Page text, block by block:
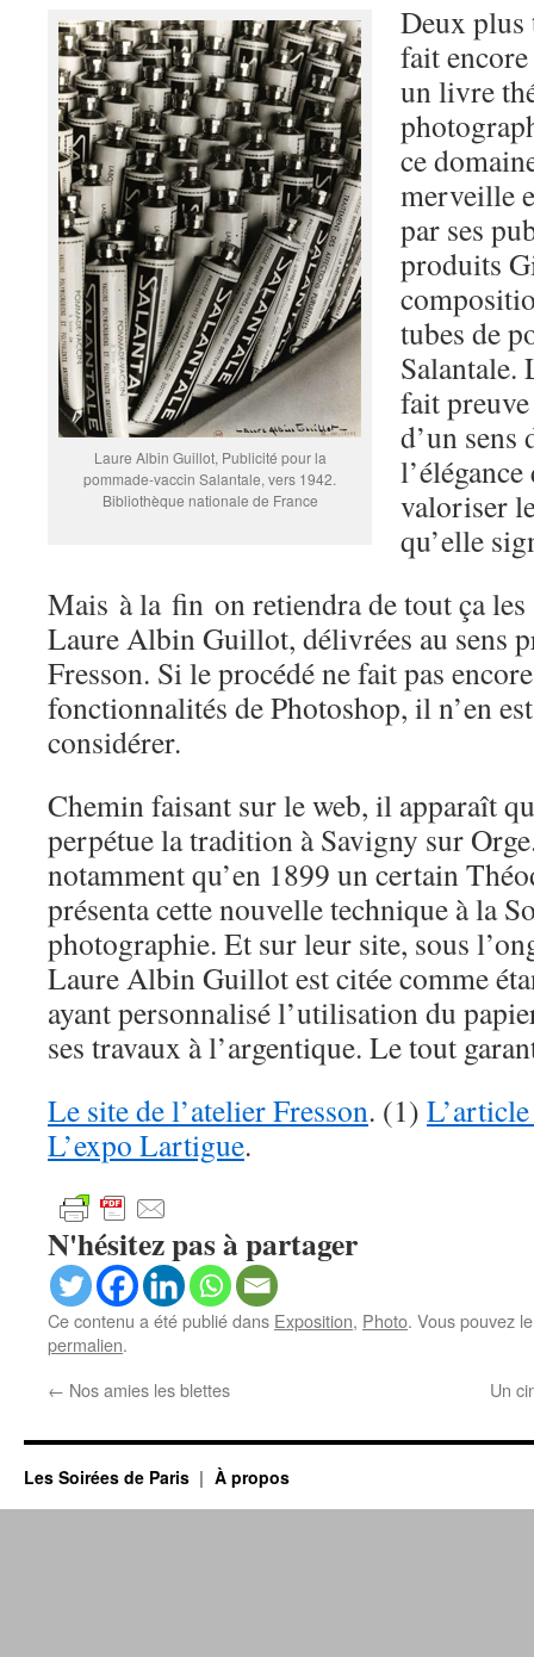
Laure Albin Guillot, Publicité pour la
pommade-vaccin Salantale, vers 1942.
Bibliothèque nationale de France
Deux plus
fait
un livre
ce
merveille
par ses
produits
tubes de
fait
d’un sens
valoriser
qu’elle
Mais à la fin on retiendra de tout ça
Laure Albin Guillot, délivrées au sens
Fresson. Si le procédé ne fait pas
fonctionnalités de Photoshop, il n’en
considérer.
Chemin faisant sur le web, il apparaît
perpétue la tradition à Savigny sur
notamment qu’en 1899 un certain
présenta cette nouvelle technique à la
photographie. Et sur leur site, sous
Laure Albin Guillot est citée comme
ayant personnalisé l’utilisation du
ses travaux à l’argentique. Le tout
Le site de l’atelier Fresson. (1)
L’expo Lartigue.
N'hésitez pas à partager
Ce contenu a été publié dans Exposition, Photo. Vous pouvez
permalien.
← Nos amies les blettes Un
Les Soirées de Paris À propos